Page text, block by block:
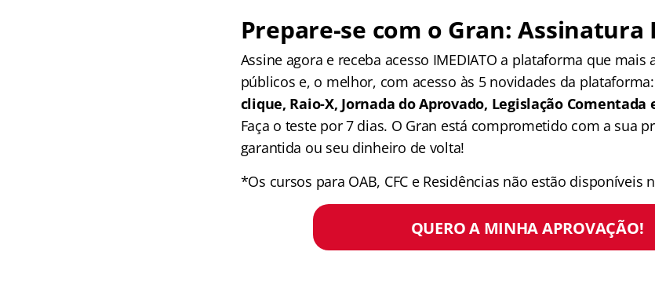
Prepare-se com o Gran: Assinatura
Assine agora e receba acesso IMEDIATO a plataforma que
públicos e, o melhor, com acesso às 5 novidades da plataforma:
clique, Raio-X, Jornada do Aprovado, Legislação
Faça o teste por 7 dias. O Gran está comprometido com a sua
garantida ou seu dinheiro de volta!
*Os cursos para OAB, CFC e Residências não estão disponíveis
QUERO A MINHA APROVAÇÃO!